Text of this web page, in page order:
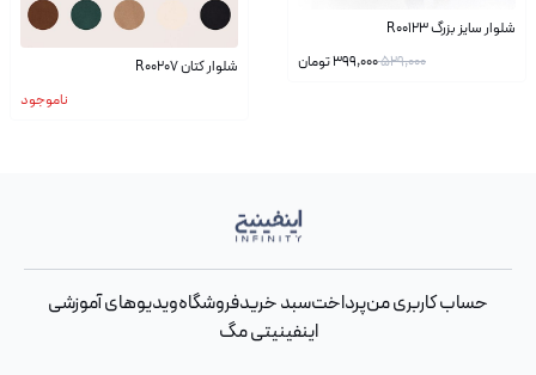
شلوار سایز بزرگ R00123
529,000
399,000تومان
شلوار کتان R00207
ناموجود
حساب کاربری منپرداختسبد خریدفروشگاهویدیوهای آموزشی
اینفینیتی مگ